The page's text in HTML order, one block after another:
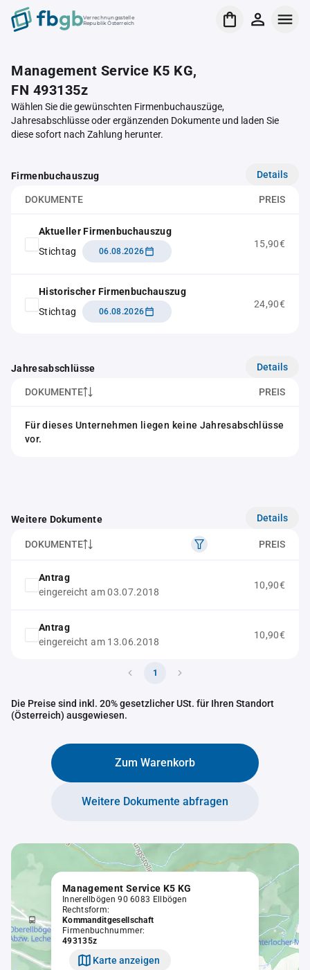
Verrechnungsstelle
Republik Österreich
Management Service K5 KG,
FN 493135z
Wählen Sie die gewünschten Firmenbuchauszüge,
Jahresabschlüsse oder ergänzenden Dokumente und laden Sie
diese sofort nach Zahlung herunter.
Firmenbuchauszug Details
DOKUMENTE PREIS
Aktueller Firmenbuchauszug
Stichtag
06.08.2026
15,90€
Historischer Firmenbuchauszug
Stichtag
06.08.2026
24,90€
Jahresabschlüsse Details
DOKUMENTE PREIS
Für dieses Unternehmen liegen keine Jahresabschlüsse
vor.
Weitere Dokumente Details
DOKUMENTE PREIS
Antrag
eingereicht am 03.07.2018
10,90€
Antrag
eingereicht am 13.06.2018
10,90€
1
Die Preise sind inkl. 20% gesetzlicher USt. für Ihren Standort
(Österreich) ausgewiesen.
Zum Warenkorb
Weitere Dokumente abfragen
Management Service K5 KG
Innerellbögen 90 6083 Ellbögen
Rechtsform:
Kommanditgesellschaft
Firmenbuchnummer:
493135z
Karte anzeigen